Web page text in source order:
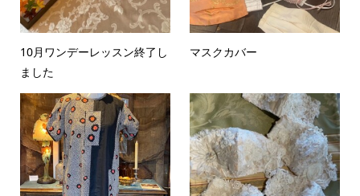
10月ワンデーレッスン終了し
ました
マスクカバー